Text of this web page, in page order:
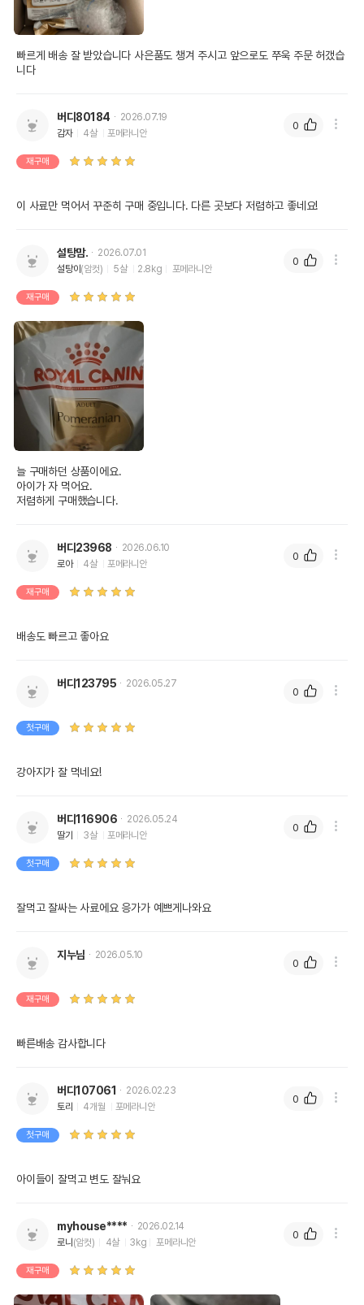
빠르게 배송 잘 받았습니다 사은품도 챙겨 주시고 앞으로도 쭈욱 주문 허갰습
니다
버디80184
2026.07.19
감자
4살 포메라니안
재구매
이 사료만 먹어서 꾸준히 구매 중입니다. 다른 곳보다 저렴하고 좋네요!
0
설탕맘.
2026.07.01
설탕이 (암컷) 5살 2.8kg 포메라니안
재구매
늘 구매하던 상품이에요.
아이가 자 먹어요.
저렴하게 구매했습니다.
0
버디23968
2026.06.10
로아
4살 포메라니안
재구매
배송도 빠르고 좋아요
0
버디123795 2026.05.27
첫구매
강아지가 잘 먹네요!
0
버디116906
2026.05.24
딸기
3살 포메라니안
첫구매
잘먹고 잘싸는 사료에요 응가가 예쁘게나와요
0
지누님 2026.05.10
재구매
빠른배송 감사합니다
0
버디107061
2026.02.23
토리
4개월 포메라니안
첫구매
아이들이 잘먹고 변도 잘눠요
0
myhouse****
2026.02.14
로니 (암컷) 4살 3kg 포메라니안
재구매
0